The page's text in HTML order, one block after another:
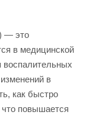
— это
в медицинской
воспалительных
в
как быстро
повышается